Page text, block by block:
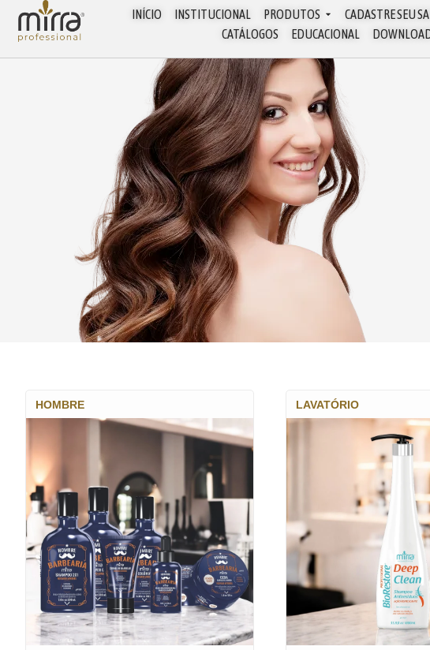
INÍCIO INSTITUCIONAL PRODUTOS CADASTRE SEU
CATÁLOGOS
EDUCACIONAL
HOMBRE LAVATÓRIO